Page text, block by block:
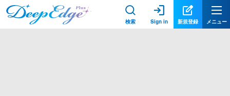
検索 Sign in 新規登録 メニュー